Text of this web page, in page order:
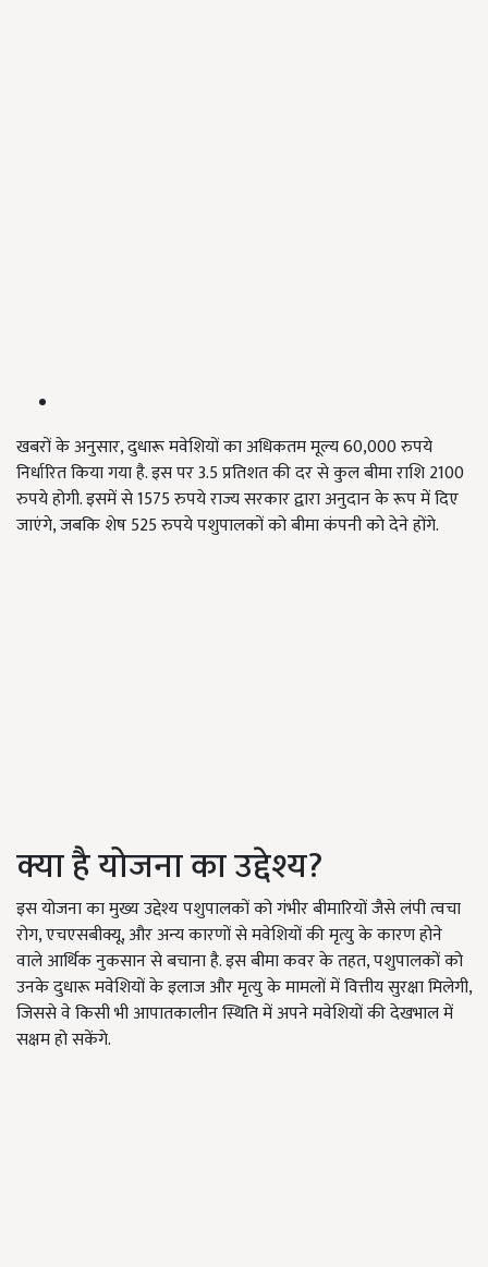
खबरों के अनुसार, दुधारू मवेशियों का अधिकतम मूल्य 60,000 रुपये
निर्धारित किया गया है. इस पर 3.5 प्रतिशत की दर से कुल बीमा राशि 2100
रुपये होगी. इसमें से 1575 रुपये राज्य सरकार द्वारा अनुदान के रूप में दिए
जाएंगे, जबकि शेष 525 रुपये पशुपालकों को बीमा कंपनी को देने होंगे.
क्या है योजना का उद्देश्य?
इस योजना का मुख्य उद्देश्य पशुपालकों को गंभीर बीमारियों जैसे लंपी त्वचा
रोग, एचएसबीक्यू, और अन्य कारणों से मवेशियों की मृत्यु के कारण होने
वाले आर्थिक नुकसान से बचाना है. इस बीमा कवर के तहत, पशुपालकों को
उनके दुधारू मवेशियों के इलाज और मृत्यु के मामलों में वित्तीय सुरक्षा मिलेगी,
जिससे वे किसी भी आपातकालीन स्थिति में अपने मवेशियों की देखभाल में
सक्षम हो सकेंगे.